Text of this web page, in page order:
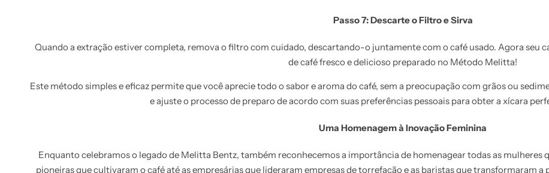
Passo 7: Descarte o Filtro e Sirva
Quando a extração estiver completa, remova o filtro com cuidado, descartando-o juntamente com o café usado. Agora seu
de café fresco e delicioso preparado no Método Melitta!
Este método simples e eficaz permite que você aprecie todo o sabor e aroma do café, sem a preocupação com grãos ou
e ajuste o processo de preparo de acordo com suas preferências pessoais para obter a xícara
Uma Homenagem à Inovação Feminina
Enquanto celebramos o legado de Melitta Bentz, também reconhecemos a importância de homenagear todas as mulheres
pioneiras que cultivaram o café até as empresárias que lideraram empresas de torrefação e as baristas que transformaram